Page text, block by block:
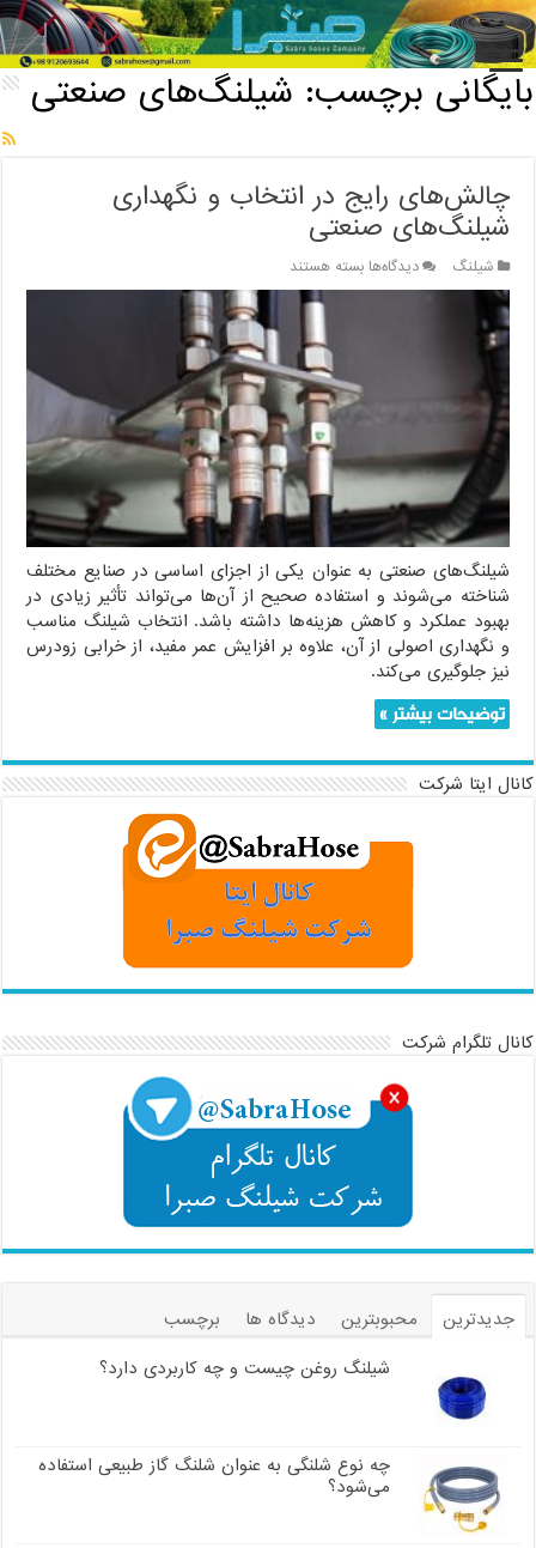
خانه / بایگانی برچسب: شیلنگ‌های صنعتی
بایگانی برچسب: شیلنگ‌های صنعتی
چالش‌های رایج در انتخاب و نگهداری
شیلنگ‌های صنعتی
شیلنگ دیدگاه‌هابرای
چالش‌های
انتخاب
نگهداری
شیلنگ‌های
صنعتی
بسته هستند
شیلنگ‌های صنعتی به عنوان یکی از اجزای اساسی در صنایع مختلف
شناخته می‌شوند و استفاده صحیح از آن‌ها می‌تواند تأثیر زیادی در
بهبود عملکرد و کاهش هزینه‌ها داشته باشد. انتخاب شیلنگ مناسب
و نگهداری اصولی از آن، علاوه بر افزایش عمر مفید، از خرابی زودرس
نیز جلوگیری می‌کند.
توضیحات بیشتر »
کانال ایتا شرکت
کانال تلگرام شرکت
جدیدترین محبوبترین دیدگاه ها
برچسب
شیلنگ روغن چیست و چه کاربردی دارد؟
چه نوع شلنگی به عنوان شلنگ گاز طبیعی استفاده
می‌شود؟